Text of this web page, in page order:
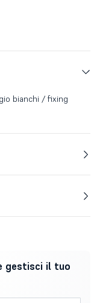
bianchi / fixing
gestisci il tuo